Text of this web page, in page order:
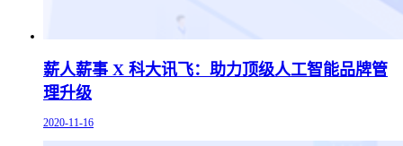
薪人薪事 X 科大讯飞：助力顶级人工智能品牌管
理升级
2020-11-16